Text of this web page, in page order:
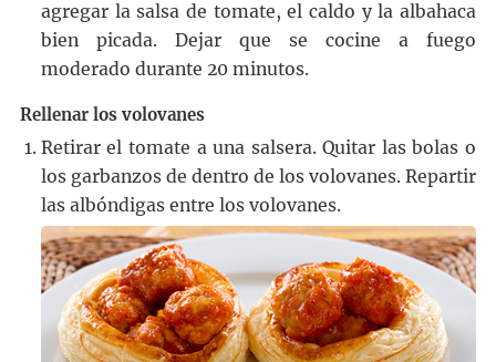
agregar la salsa de tomate, el caldo y la albahaca
bien picada. Dejar que se cocine a fuego
moderado durante 20 minutos.
Rellenar los volovanes
Retirar el tomate a una salsera. Quitar las bolas o
los garbanzos de dentro de los volovanes. Repartir
las albóndigas entre los volovanes.